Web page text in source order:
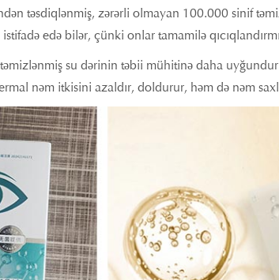
təsdiqlənmiş, zərərli olmayan 100.000 sinif
edə bilər, çünki onlar tamamilə
su dərinin təbii mühitinə daha
nəm itkisini azaldır, doldurur, həm də nəm